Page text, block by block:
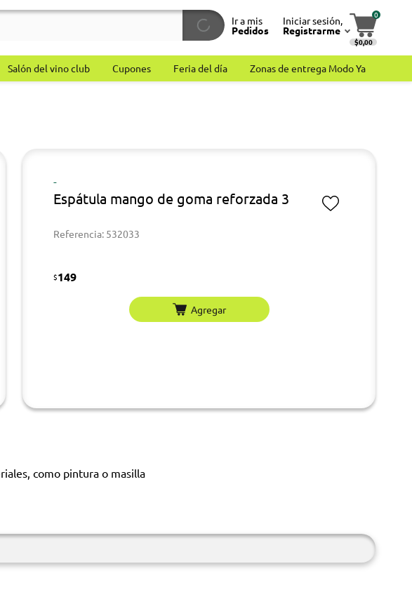
Ir a mis
Pedidos
Iniciar sesión,
Registrarme
0
$0,00
Salón del vino club Cupones Feria del día Zonas de entrega Modo Ya
-
Espátula mango de goma reforzada 3
Referencia: 532033
$149
Agregar
como pintura o masilla